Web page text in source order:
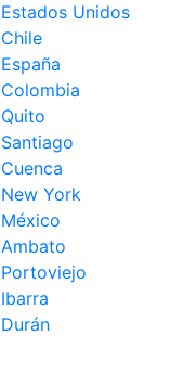
Estados Unidos
Chile
España
Colombia
Quito
Santiago
Cuenca
New York
México
Ambato
Portoviejo
Ibarra
Durán